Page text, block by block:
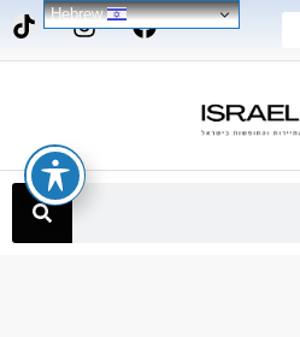
Hebrew